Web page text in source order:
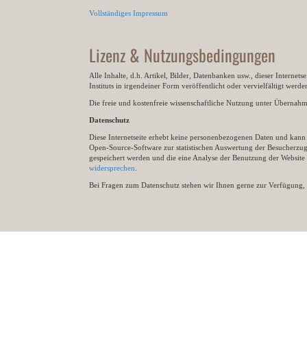
Vollständiges Impressum
Lizenz & Nutzungsbedingungen
Alle Inhalte, d.h. Artikel, Bilder, Datenbanken usw., dieser
Instituts in irgendeiner Form veröffentlicht oder vervielfältigt
Die freie und kostenfreie wissenschaftliche Nutzung unter
Datenschutz
Diese Internetseite erhebt keine personenbezogenen Daten und
Open-Source-Software zur statistischen Auswertung der
gespeichert werden und die eine Analyse der Benutzung der
widersprechen
Bei Fragen zum Datenschutz stehen wir Ihnen gerne zur